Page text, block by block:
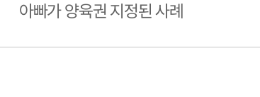
아빠가 양육권 지정된 사례